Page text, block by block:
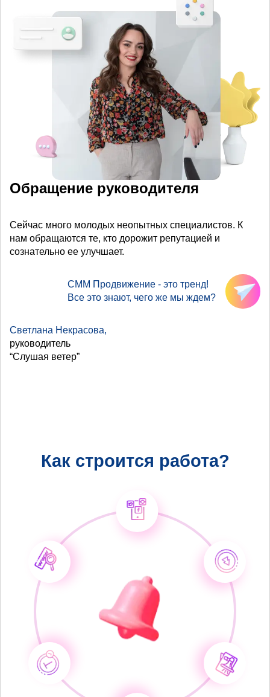
Обращение руководителя
Сейчас много молодых неопытных специалистов. К
нам обращаются те, кто дорожит репутацией и
сознательно ее улучшает.
СММ Продвижение - это тренд!
Все это знают, чего же мы ждем?
Светлана Некрасова,
руководитель
“Слушая ветер”
Как строится работа?